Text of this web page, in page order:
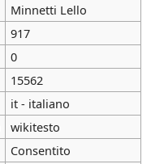
Minnetti Lello
917
0
15562
it - italiano
wikitesto
Consentito